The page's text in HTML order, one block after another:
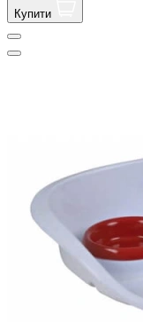
Купити